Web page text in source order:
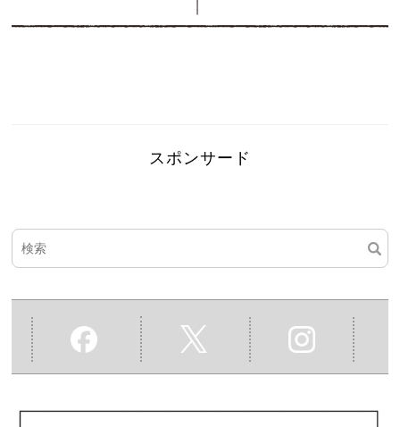
スポンサード